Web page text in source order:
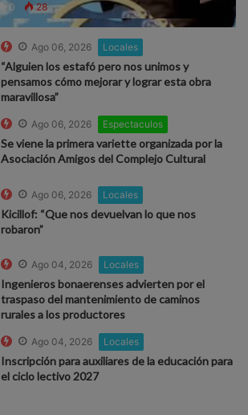
0 28
Ago 06, 2026 Locales
“Alguien los estafó pero nos unimos y
pensamos cómo mejorar y lograr esta obra
maravillosa”
Ago 06, 2026 Espectaculos
Se viene la primera variette organizada por la
Asociación Amigos del Complejo Cultural
Ago 06, 2026 Locales
Kicillof: “Que nos devuelvan lo que nos
robaron”
Ago 04, 2026 Locales
Ingenieros bonaerenses advierten por el
traspaso del mantenimiento de caminos
rurales a los productores
Ago 04, 2026 Locales
Inscripción para auxiliares de la educación para
el ciclo lectivo 2027